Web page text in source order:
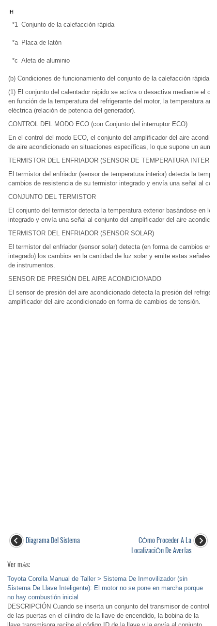
*1 Conjunto de la calefacción rápida
*a Placa de latón
*c Aleta de aluminio
(b) Condiciones de funcionamiento del conjunto de la calefacción rápida
(1) El conjunto del calentador rápido se activa o desactiva mediante el
en función de la temperatura del refrigerante del motor, la temperatura
eléctrica (relación de potencia del generador).
CONTROL DEL MODO ECO (con Conjunto del interruptor ECO)
En el control del modo ECO, el conjunto del amplificador del aire
de aire acondicionado en situaciones específicas, lo que supone un
TERMISTOR DEL ENFRIADOR (SENSOR DE TEMPERATURA
El termistor del enfriador (sensor de temperatura interior) detecta la
cambios de resistencia de su termistor integrado y envía una señal al
CONJUNTO DEL TERMISTOR
El conjunto del termistor detecta la temperatura exterior basándose en
integrado y envía una señal al conjunto del amplificador del aire
TERMISTOR DEL ENFRIADOR (SENSOR SOLAR)
El termistor del enfriador (sensor solar) detecta (en forma de cambios en
integrado) los cambios en la cantidad de luz solar y emite estas señales
de instrumentos.
SENSOR DE PRESIÓN DEL AIRE ACONDICIONADO
El sensor de presión del aire acondicionado detecta la presión del
amplificador del aire acondicionado en forma de cambios de tensión.
Diagrama Del Sistema
CÓmo Proceder A La
LocalizaciÓn De AverÍas
Ver más:
Toyota Corolla Manual de Taller > Sistema De Inmovilizador (sin
Sistema De Llave Inteligente): El motor no se pone en marcha porque
no hay combustión inicial
DESCRIPCIÓN Cuando se inserta un conjunto del transmisor de control
de las puertas en el cilindro de la llave de encendido, la bobina de la